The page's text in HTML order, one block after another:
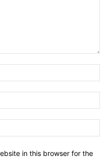
in this browser for the